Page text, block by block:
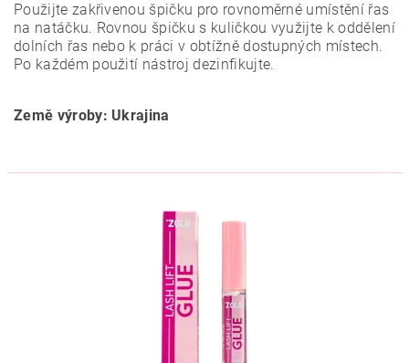
Použijte zakřivenou špičku pro rovnoměrné umístění řas
na natáčku. Rovnou špičku s kuličkou využijte k oddělení
dolních řas nebo k práci v obtížně dostupných místech.
Po každém použití nástroj dezinfikujte.
Země výroby: Ukrajina